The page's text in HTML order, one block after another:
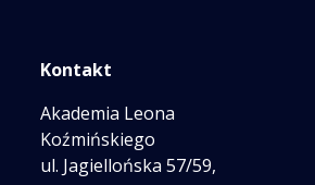
Kontakt
Akademia Leona
Koźmińskiego
ul. Jagiellońska 57/59,